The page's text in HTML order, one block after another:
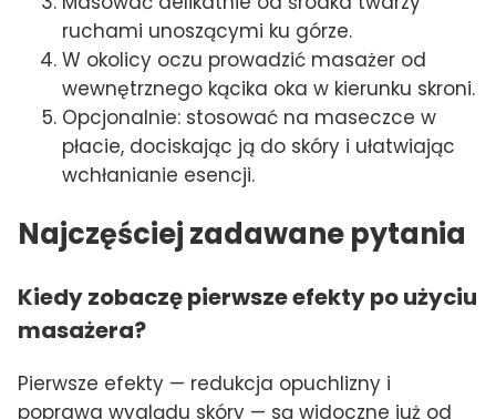
ruchami unoszącymi ku górze.
W okolicy oczu prowadzić masażer od
wewnętrznego kącika oka w kierunku skroni.
Opcjonalnie: stosować na maseczce w
płacie, dociskając ją do skóry i ułatwiając
wchłanianie esencji.
Najczęściej zadawane pytania
Kiedy zobaczę pierwsze efekty po użyciu
masażera?
Pierwsze efekty — redukcja opuchlizny i
poprawa wyglądu skóry — są widoczne już od